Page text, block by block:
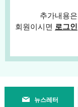
추가내용
회원이시면 로그인
뉴스레터